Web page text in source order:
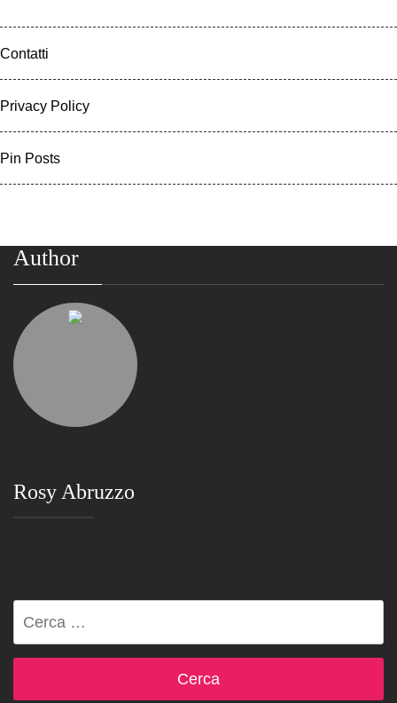
Contatti
Privacy Policy
Pin Posts
Author
Rosy Abruzzo